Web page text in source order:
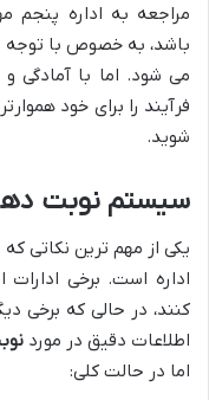
مراجعه به اداره پنجم
باشد، به خصوص با توجه
می شود. اما با آمادگی
فرآیند را برای خود
شوید.
سیستم نوبت
یکی از مهم ترین نکاتی
اداره است. برخی
کنند، در حالی که برخی
اطلاعات دقیق در مورد
اما در حالت کلی: